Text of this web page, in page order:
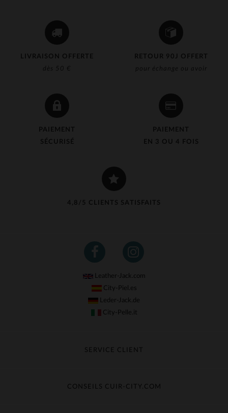
LIVRAISON OFFERTE
dès 50 €
RETOUR 90J OFFERT
pour échange ou avoir
PAIEMENT
SÉCURISÉ
PAIEMENT
EN 3 OU 4 FOIS
4,8/5 CLIENTS SATISFAITS
Leather-Jack.com
City-Piel.es
Leder-Jack.de
City-Pelle.it
SERVICE CLIENT
Échange & Remboursement
CONSEILS CUIR-CITY.COM